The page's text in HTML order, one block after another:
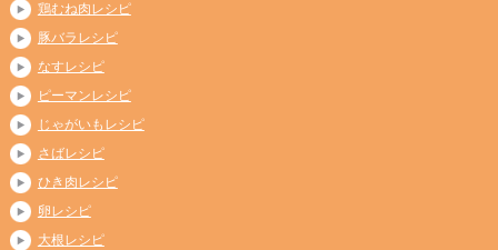
鶏むね肉レシピ
豚バラレシピ
なすレシピ
ピーマンレシピ
じゃがいもレシピ
さばレシピ
ひき肉レシピ
卵レシピ
大根レシピ